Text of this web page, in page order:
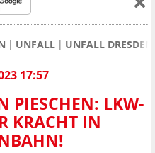
UNFALL UNFALL
17:57
PIESCHEN: LKW-
KRACHT IN